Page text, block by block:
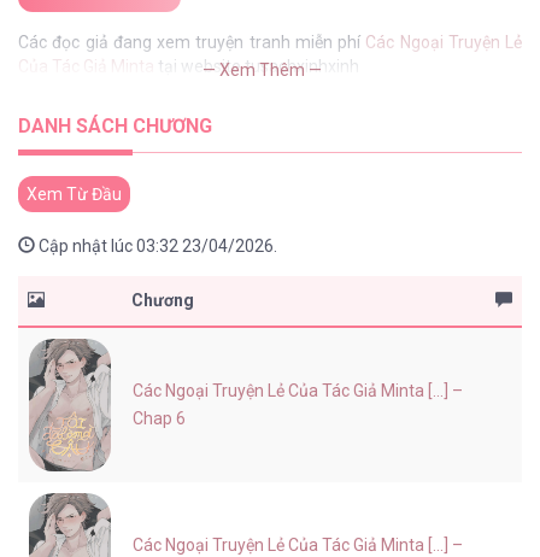
Các đọc giả đang xem truyện tranh miễn phí Các Ngoại Truyện Lẻ
Của Tác Giả Minta
tại website tusachxinhxinh
— Xem Thêm —
DANH SÁCH CHƯƠNG
Xem Từ Đầu
Cập nhật lúc 03:32 23/04/2026.
Chương
Các Ngoại Truyện Lẻ Của Tác Giả Minta [...] –
Chap 6
Các Ngoại Truyện Lẻ Của Tác Giả Minta [...] –